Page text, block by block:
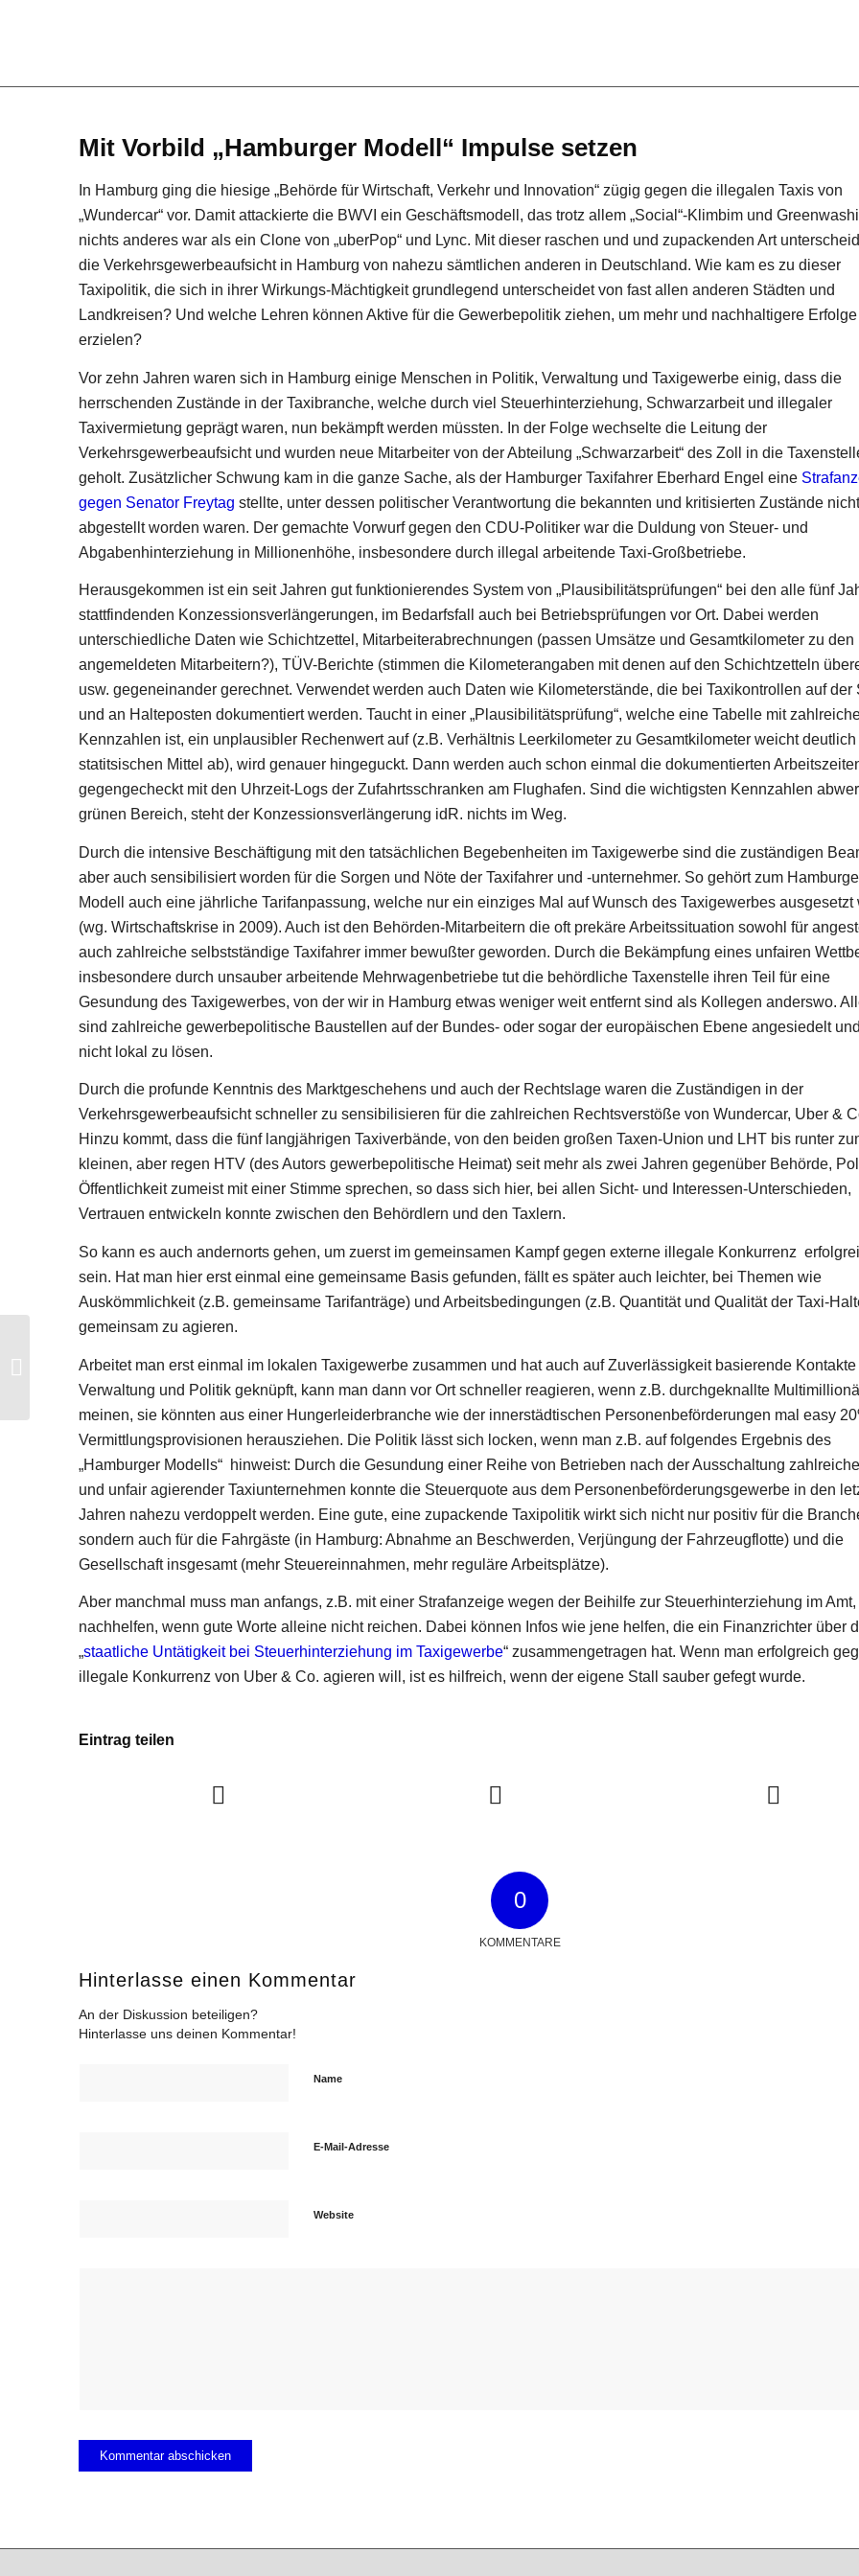
Mit Vorbild „Hamburger Modell“ Impulse setzen
In Hamburg ging die hiesige „Behörde für Wirtschaft, Verkehr und Innovation“ zügig gegen die illegalen Taxis von
„Wundercar“ vor. Damit attackierte die BWVI ein Geschäftsmodell, das trotz allem „Social“-Klimbim und
nichts anderes war als ein Clone von „uberPop“ und Lync. Mit dieser raschen und und zupackenden Art
die Verkehrsgewerbeaufsicht in Hamburg von nahezu sämtlichen anderen in Deutschland. Wie kam es zu dieser
Taxipolitik, die sich in ihrer Wirkungs-Mächtigkeit grundlegend unterscheidet von fast allen anderen Städten und
Landkreisen? Und welche Lehren können Aktive für die Gewerbepolitik ziehen, um mehr und nachhaltigere Erfolge
erzielen?
Vor zehn Jahren waren sich in Hamburg einige Menschen in Politik, Verwaltung und Taxigewerbe einig, dass die
herrschenden Zustände in der Taxibranche, welche durch viel Steuerhinterziehung, Schwarzarbeit und illegaler
Taxivermietung geprägt waren, nun bekämpft werden müssten. In der Folge wechselte die Leitung der
Verkehrsgewerbeaufsicht und wurden neue Mitarbeiter von der Abteilung „Schwarzarbeit“ des Zoll in die
geholt. Zusätzlicher Schwung kam in die ganze Sache, als der Hamburger Taxifahrer Eberhard Engel eine
gegen Senator Freytag stellte, unter dessen politischer Verantwortung die bekannten und kritisierten Zustände nicht
abgestellt worden waren. Der gemachte Vorwurf gegen den CDU-Politiker war die Duldung von Steuer- und
Abgabenhinterziehung in Millionenhöhe, insbesondere durch illegal arbeitende Taxi-Großbetriebe.
Herausgekommen ist ein seit Jahren gut funktionierendes System von „Plausibilitätsprüfungen“ bei den alle fünf
stattfindenden Konzessionsverlängerungen, im Bedarfsfall auch bei Betriebsprüfungen vor Ort. Dabei werden
unterschiedliche Daten wie Schichtzettel, Mitarbeiterabrechnungen (passen Umsätze und Gesamtkilometer zu den
angemeldeten Mitarbeitern?), TÜV-Berichte (stimmen die Kilometerangaben mit denen auf den Schichtzetteln
usw. gegeneinander gerechnet. Verwendet werden auch Daten wie Kilometerstände, die bei Taxikontrollen auf der
und an Halteposten dokumentiert werden. Taucht in einer „Plausibilitätsprüfung“, welche eine Tabelle mit
Kennzahlen ist, ein unplausibler Rechenwert auf (z.B. Verhältnis Leerkilometer zu Gesamtkilometer weicht deutlich
statitsischen Mittel ab), wird genauer hingeguckt. Dann werden auch schon einmal die dokumentierten
gegengecheckt mit den Uhrzeit-Logs der Zufahrtsschranken am Flughafen. Sind die wichtigsten Kennzahlen
grünen Bereich, steht der Konzessionsverlängerung idR. nichts im Weg.
Durch die intensive Beschäftigung mit den tatsächlichen Begebenheiten im Taxigewerbe sind die zuständigen
aber auch sensibilisiert worden für die Sorgen und Nöte der Taxifahrer und -unternehmer. So gehört zum
Modell auch eine jährliche Tarifanpassung, welche nur ein einziges Mal auf Wunsch des Taxigewerbes ausgesetzt
(wg. Wirtschaftskrise in 2009). Auch ist den Behörden-Mitarbeitern die oft prekäre Arbeitssituation sowohl für
auch zahlreiche selbstständige Taxifahrer immer bewußter geworden. Durch die Bekämpfung eines unfairen
insbesondere durch unsauber arbeitende Mehrwagenbetriebe tut die behördliche Taxenstelle ihren Teil für eine
Gesundung des Taxigewerbes, von der wir in Hamburg etwas weniger weit entfernt sind als Kollegen anderswo.
sind zahlreiche gewerbepolitische Baustellen auf der Bundes- oder sogar der europäischen Ebene angesiedelt
nicht lokal zu lösen.
Durch die profunde Kenntnis des Marktgeschehens und auch der Rechtslage waren die Zuständigen in der
Verkehrsgewerbeaufsicht schneller zu sensibilisieren für die zahlreichen Rechtsverstöße von Wundercar, Uber &
Hinzu kommt, dass die fünf langjährigen Taxiverbände, von den beiden großen Taxen-Union und LHT bis runter
kleinen, aber regen HTV (des Autors gewerbepolitische Heimat) seit mehr als zwei Jahren gegenüber Behörde,
Öffentlichkeit zumeist mit einer Stimme sprechen, so dass sich hier, bei allen Sicht- und Interessen-Unterschieden,
Vertrauen entwickeln konnte zwischen den Behördlern und den Taxlern.
So kann es auch andernorts gehen, um zuerst im gemeinsamen Kampf gegen externe illegale Konkurrenz
sein. Hat man hier erst einmal eine gemeinsame Basis gefunden, fällt es später auch leichter, bei Themen wie
Auskömmlichkeit (z.B. gemeinsame Tarifanträge) und Arbeitsbedingungen (z.B. Quantität und Qualität der Taxi-
gemeinsam zu agieren.
Arbeitet man erst einmal im lokalen Taxigewerbe zusammen und hat auch auf Zuverlässigkeit basierende
Verwaltung und Politik geknüpft, kann man dann vor Ort schneller reagieren, wenn z.B. durchgeknallte
meinen, sie könnten aus einer Hungerleiderbranche wie der innerstädtischen Personenbeförderungen mal easy
Vermittlungsprovisionen herausziehen. Die Politik lässt sich locken, wenn man z.B. auf folgendes Ergebnis des
„Hamburger Modells“ hinweist: Durch die Gesundung einer Reihe von Betrieben nach der Ausschaltung
und unfair agierender Taxiunternehmen konnte die Steuerquote aus dem Personenbeförderungsgewerbe in den
Jahren nahezu verdoppelt werden. Eine gute, eine zupackende Taxipolitik wirkt sich nicht nur positiv für die
sondern auch für die Fahrgäste (in Hamburg: Abnahme an Beschwerden, Verjüngung der Fahrzeugflotte) und die
Gesellschaft insgesamt (mehr Steuereinnahmen, mehr reguläre Arbeitsplätze).
Aber manchmal muss man anfangs, z.B. mit einer Strafanzeige wegen der Beihilfe zur Steuerhinterziehung im Amt,
nachhelfen, wenn gute Worte alleine nicht reichen. Dabei können Infos wie jene helfen, die ein Finanzrichter über
„staatliche Untätigkeit bei Steuerhinterziehung im Taxigewerbe“ zusammengetragen hat. Wenn man erfolgreich
illegale Konkurrenz von Uber & Co. agieren will, ist es hilfreich, wenn der eigene Stall sauber gefegt wurde.
Eintrag teilen
0
KOMMENTARE
Hinterlasse einen Kommentar
An der Diskussion beteiligen?
Hinterlasse uns deinen Kommentar!
Name
E-Mail-Adresse
Website
So argumentieren Uber, Blacklane &